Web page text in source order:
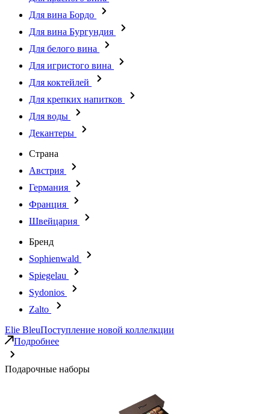
Для вина Бордо
Для вина Бургундия
Для белого вина
Для игристого вина
Для коктейлей
Для крепких напитков
Для воды
Декантеры
Страна
Австрия
Германия
Франция
Швейцария
Бренд
Sophienwald
Spiegelau
Sydonios
Zalto
Elie BleuПоступление новой коллелкции
Подробнее
Подарочные наборы